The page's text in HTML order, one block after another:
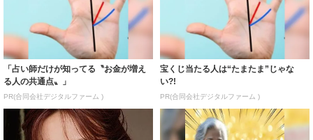
「占い師だけが知ってる〝お金が増え
る人の共通点〟」
PR(合同会社デジタルファーム )
宝くじ当たる人は“たまたま”じゃな
い?!
PR(合同会社デジタルファーム )